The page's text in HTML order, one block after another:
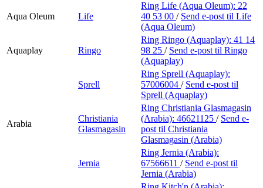
Aqua Oleum Life
Ring Life (Aqua Oleum): 22
40 53 00 / Send e-post til Life
(Aqua Oleum)
Aquaplay Ringo
Ring Ringo (Aquaplay): 41 14
98 25 / Send e-post til Ringo
(Aquaplay)
Sprell
Ring Sprell (Aquaplay):
57006004 / Send e-post til
Sprell (Aquaplay)
Arabia
Christiania
Glasmagasin
Ring Christiania Glasmagasin
(Arabia): 46621125 / Send e-
post til Christiania
Glasmagasin (Arabia)
Jernia
Ring Jernia (Arabia):
67566611 / Send e-post til
Jernia (Arabia)